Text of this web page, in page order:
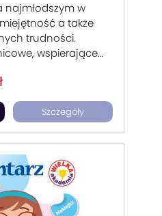
najmłodszym w
a także
trudności.
wspierające
1 do 3 lat.
w
malucha..
Szczegóły